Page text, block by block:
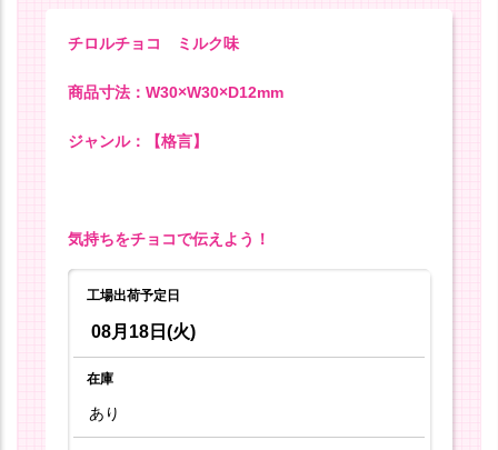
チロルチョコ ミルク味
商品寸法：W30×W30×D12mm
ジャンル：【格言】
気持ちをチョコで伝えよう！
工場出荷予定日
08月18日(火)
在庫
あり